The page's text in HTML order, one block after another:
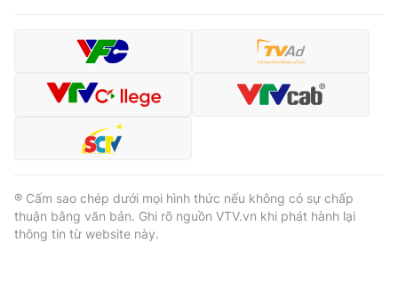
® Cấm sao chép dưới mọi hình thức nếu không có sự chấp
thuận bằng văn bản. Ghi rõ nguồn VTV.vn khi phát hành lại
thông tin từ website này.